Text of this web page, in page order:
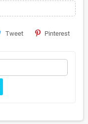
Tweet Pinterest